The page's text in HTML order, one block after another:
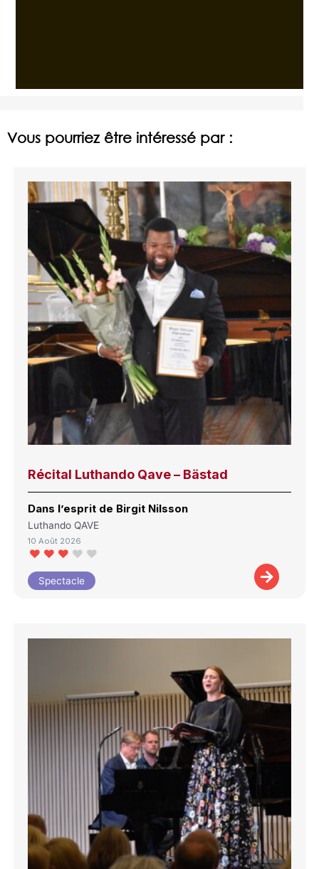
Vous pourriez être intéressé par :
Récital Luthando Qave – Bästad
Dans l’esprit de Birgit Nilsson
Luthando QAVE
10 Août 2026
Spectacle